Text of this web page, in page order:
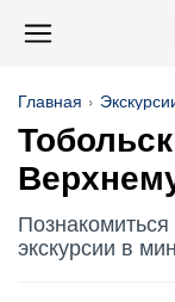
Главная
экскурсии в